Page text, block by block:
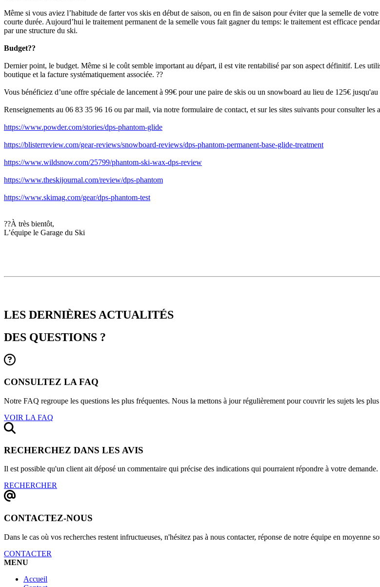
Même si vous aviez l’habitude de farter vos skis en début de saison, ou en fin de saison pour éviter que la semelle de
courte durée. Aujourd’hui le traitement permanent de la semelle vous fait gagner du temps: le traitement est efficace
par une structure du ski.
Budget??
Dernier point, le budget. Même si le coût semble important au départ, il est vite rentabilisé par son aspect définitif. Les
boutique et la facture systématiquement associée. ??
Vous bénéficiez d’une offre spéciale de lancement à 99€ pour une paire de skis ou un snowboard au lieu de 125€
Renseignements au 06 83 35 96 16 ou par mail, via notre formulaire de contact, et sur les sites suivants pour consulter les
https://www.powder.com/stories/dps-phantom-glide
https://blisterreview.com/gear-reviews/snowboard-reviews/dps-phantom-permanent-base-glide-treatment
https://www.wildsnow.com/25799/phantom-ski-wax-dps-review
https://www.theskijournal.com/review/dps-phantom
https://www.skimag.com/gear/dps-phantom-test
??À très bientôt,
L’équipe le Garage du Ski
LES DERNIÈRES ACTUALITÉS
DES QUESTIONS ?
CONSULTEZ LA FAQ
Notre FAQ regroupe les questions les plus fréquentes. Nous la mettons à jour régulièrement pour couvrir les sujets les plus
VOIR LA FAQ
RECHERCHEZ DANS LES AVIS
Il est possible qu'un client ait déposé un commentaire qui précise des indications qui pourraient répondre à votre demande.
RECHERCHER
CONTACTEZ-NOUS
Dans le cas où vos recherches restent infructueuses, n'hésitez pas à nous contacter, réponse de notre équipe en moyenne
CONTACTER
MENU
Accueil